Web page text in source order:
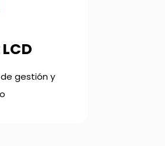
gestión y